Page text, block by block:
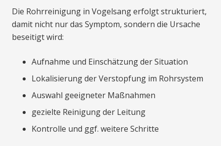
Die Rohrreinigung in Vogelsang erfolgt strukturiert,
damit nicht nur das Symptom, sondern die Ursache
beseitigt wird:
Aufnahme und Einschätzung der Situation
Lokalisierung der Verstopfung im Rohrsystem
Auswahl geeigneter Maßnahmen
gezielte Reinigung der Leitung
Kontrolle und ggf. weitere Schritte